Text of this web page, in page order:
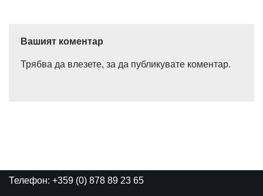
Вашият коментар
Трябва да влезете, за да публикувате коментар.
Телефон: +359 (0) 878 89 23 65